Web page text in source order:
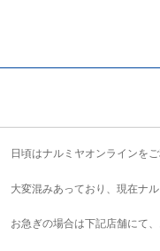
日頃はナルミヤオンラインを
大変混みあっており、現在ナ
お急ぎの場合は下記店舗にて